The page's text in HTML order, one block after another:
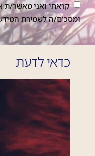
קראתי ואני מאשר/ת
ומסכים/ה לשמירת
כדאי לדעת